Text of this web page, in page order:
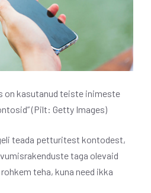
on kasutanud teiste inimeste
(Pilt: Getty Images)
teada petturitest kontodest,
taga olevaid
teha, kuna need ikka